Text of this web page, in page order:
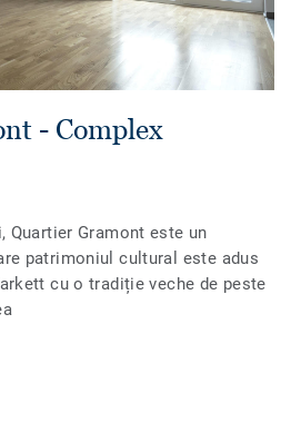
- Complex
Gramont este un
patrimoniul cultural este adus
cu o tradiție veche de peste